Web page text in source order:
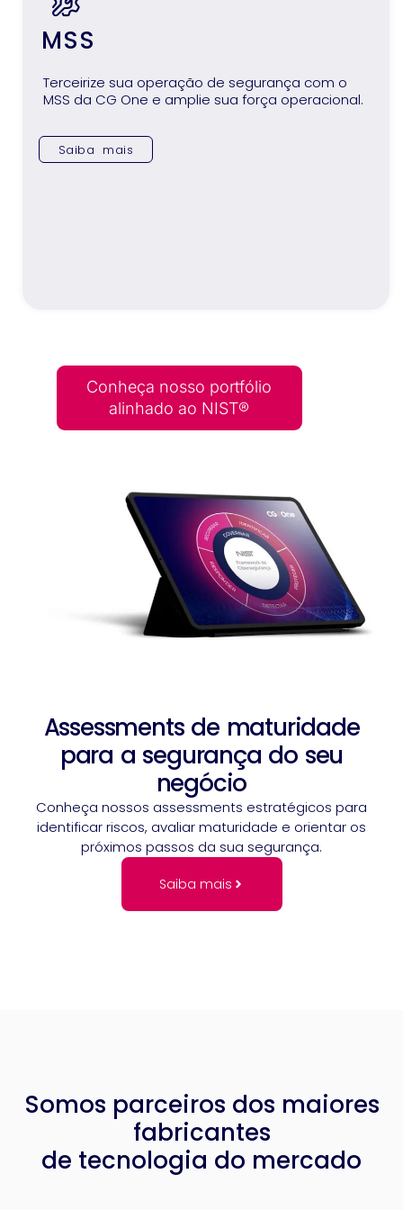
MSS
Terceirize sua operação de segurança com o
MSS da CG One e amplie sua força operacional.
Saiba mais
Conheça nosso portfólio
alinhado ao NIST®
Assessments de maturidade
para a segurança do seu
negócio
Conheça nossos assessments estratégicos para
identificar riscos, avaliar maturidade e orientar os
próximos passos da sua segurança.
Saiba mais
Somos parceiros dos maiores
fabricantes
de tecnologia do mercado